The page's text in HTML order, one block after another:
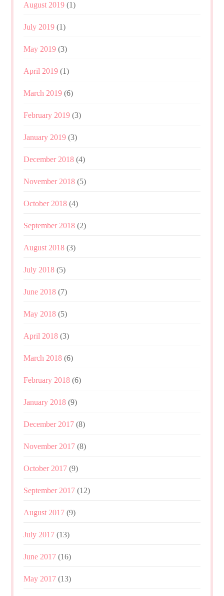
August 2019 (1)
July 2019 (1)
May 2019 (3)
April 2019 (1)
March 2019 (6)
February 2019 (3)
January 2019 (3)
December 2018 (4)
November 2018 (5)
October 2018 (4)
September 2018 (2)
August 2018 (3)
July 2018 (5)
June 2018 (7)
May 2018 (5)
April 2018 (3)
March 2018 (6)
February 2018 (6)
January 2018 (9)
December 2017 (8)
November 2017 (8)
October 2017 (9)
September 2017 (12)
August 2017 (9)
July 2017 (13)
June 2017 (16)
May 2017 (13)